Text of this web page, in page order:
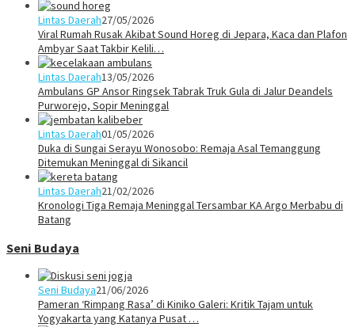
Lintas Daerah27/05/2026
Viral Rumah Rusak Akibat Sound Horeg di Jepara, Kaca dan Plafon
Ambyar Saat Takbir Kelili…
Lintas Daerah13/05/2026
Ambulans GP Ansor Ringsek Tabrak Truk Gula di Jalur Deandels
Purworejo, Sopir Meninggal
Lintas Daerah01/05/2026
Duka di Sungai Serayu Wonosobo: Remaja Asal Temanggung
Ditemukan Meninggal di Sikancil
Lintas Daerah21/02/2026
Kronologi Tiga Remaja Meninggal Tersambar KA Argo Merbabu di
Batang
Seni Budaya
Seni Budaya21/06/2026
Pameran ‘Rimpang Rasa’ di Kiniko Galeri: Kritik Tajam untuk
Yogyakarta yang Katanya Pusat …